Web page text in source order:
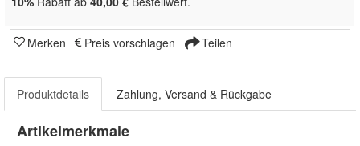
Merken Preis vorschlagen Teilen
Produktdetails Zahlung, Versand & Rückgabe
Artikelmerkmale